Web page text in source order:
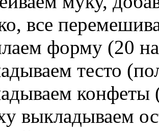
все
форму (20
тесто
конфеты
выкладываем